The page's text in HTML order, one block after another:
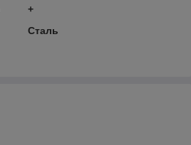
+
Сталь